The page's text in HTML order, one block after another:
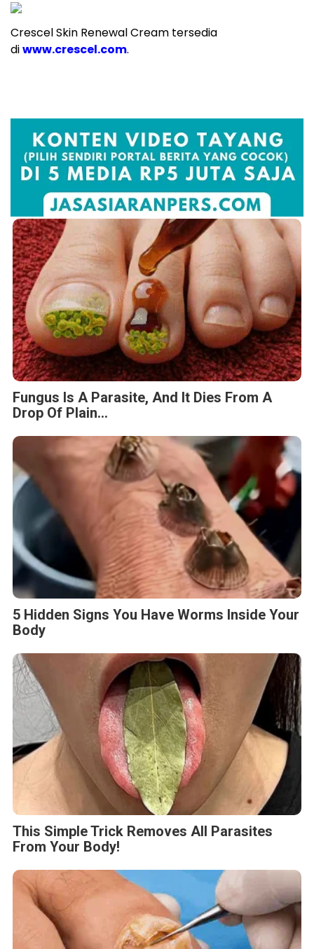
Crescel Skin Renewal Cream tersedia
diwww.crescel.com.
Fungus Is A Parasite, And It Dies From A
Drop Of Plain...
5 Hidden Signs You Have Worms Inside Your
Body
This Simple Trick Removes All Parasites
From Your Body!